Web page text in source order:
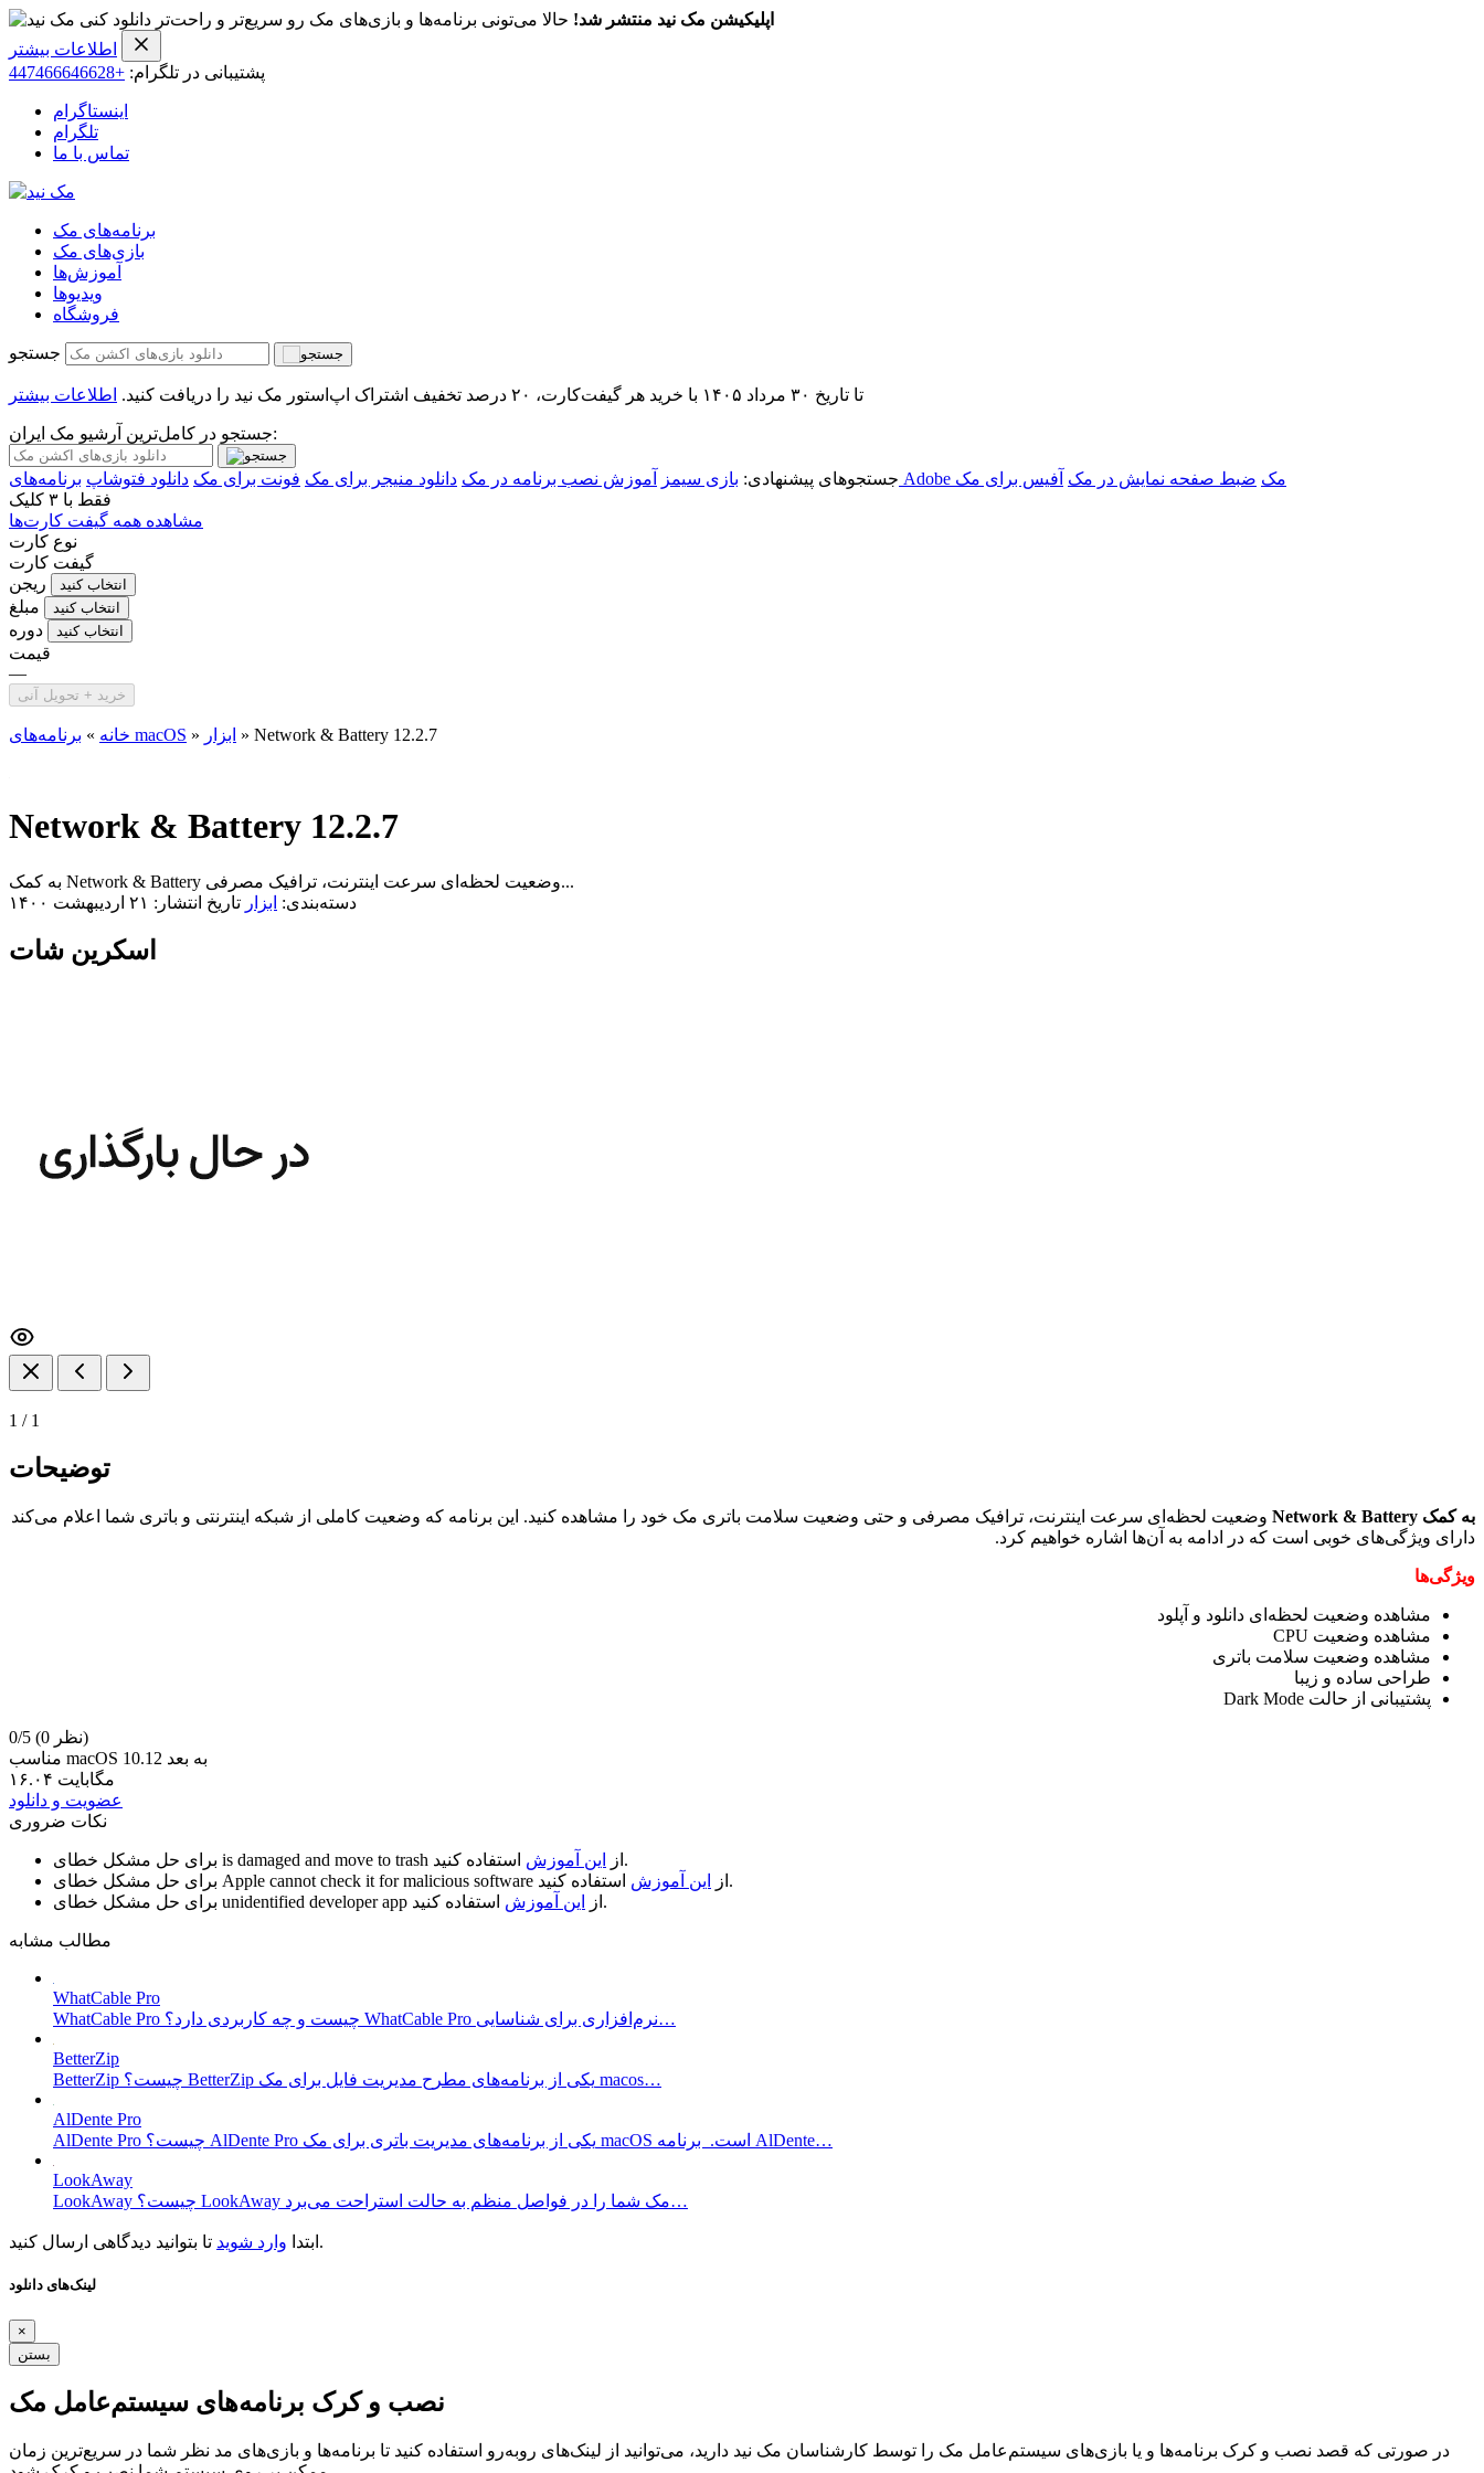
اپلیکیشن مک نید منتشر شد! حالا می‌تونی برنامه‌ها و بازی‌های مک رو سریع‌تر و راحت‌تر دانلود کنی
اطلاعات بیشتر
پشتیبانی در تلگرام: +447466646628
اینستاگرام
تلگرام
تماس با ما
برنامه‌های مک
بازی‌های مک
آموزش‌ها
ویدیو‌ها
فروشگاه
جستجو
تا تاریخ ۳۰ مرداد ۱۴۰۵ با خرید هر گیفت‌کارت، ۲۰ درصد تخفیف اشتراک اپ‌استور مک نید را دریافت کنید. اطلاعات بیشتر
جستجو در کامل‌ترین آرشیو مک ایران:
جستجوهای پیشنهادی: بازی سیمز آموزش نصب برنامه در مک دانلود منیجر برای مک فونت برای مک دانلود فتوشاپ برنامه‌های Adobe مک ضبط صفحه نمایش در مک آفیس برای مک
فقط با ۳ کلیک
مشاهده همه گیفت کارت‌ها
نوع کارت
گیفت کارت
ریجن
انتخاب کنید
مبلغ انتخاب کنید
دوره انتخاب کنید
قیمت
—
خرید + تحویل آنی
خانه » برنامه‌های macOS » ابزار » Network & Battery 12.2.7
Network & Battery 12.2.7
به کمک Network & Battery وضعیت لحظه‌ای سرعت اینترنت، ترافیک مصرفی...
دسته‌بندی: ابزار تاریخ انتشار: ۲۱ اردیبهشت ۱۴۰۰
اسکرین شات
1 / 1
توضیحات
به کمک Network & Battery
وضعیت لحظه‌ای سرعت اینترنت، ترافیک مصرفی و حتی وضعیت سلامت باتری مک خود را مشاهده کنید. این برنامه که وضعیت کاملی از شبکه اینترنتی و باتری شما اعلام می‌کند
دارای ویژگی‌های خوبی است که در ادامه به آن‌ها اشاره خواهیم کرد.
ویژگی‌ها
مشاهده وضعیت لحظه‌ای دانلود و آپلود
مشاهده وضعیت CPU
مشاهده وضعیت سلامت باتری
طراحی ساده و زیبا
پشتیبانی از حالت Dark Mode
0/5
(0 نظر)
مناسب macOS 10.12 به بعد
۱۶.۰۴ مگابایت
عضویت و دانلود
نکات ضروری
is damaged and move to trash از این آموزش
استفاده کنید.
Apple cannot check it for malicious software از این آموزش
استفاده کنید.
unidentified developer app از این آموزش استفاده کنید.
مطالب مشابه
WhatCable Pro
WhatCable Pro چیست و چه کاربردی دارد؟ WhatCable Pro نرم‌افزاری برای شناسایی…
BetterZip
BetterZip چیست؟ BetterZip یکی از برنامه‌های مطرح مدیریت فایل برای مک macos…
AlDente Pro
AlDente Pro چیست؟ AlDente Pro یکی از برنامه‌های مدیریت باتری برای مک macOS است. برنامه AlDente…
LookAway
LookAway چیست؟ LookAway مک شما را در فواصل منظم به حالت استراحت می‌برد…
ابتدا وارد شوید تا بتوانید دیدگاهی ارسال کنید.
لینک‌های دانلود
×
بستن
نصب و کرک برنامه‌های سیستم‌عامل مک
در صورتی که قصد نصب و کرک برنامه‌ها و یا بازی‌های سیستم‌عامل مک را توسط کارشناسان مک نید دارید، می‌توانید از لینک‌های رو‌به‌رو استفاده کنید تا برنامه‌ها و بازی‌های مد نظر شما در سریع‌ترین زمان